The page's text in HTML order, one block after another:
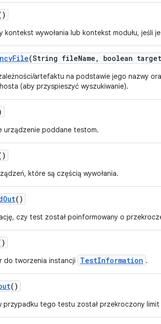
kontekst wywołania lub kontekst modułu, jeśli
File(String fileName , boolean target
artefaktu na podstawie jego nazwy
(aby przyspieszyć wyszukiwanie).
urządzenie poddane testom.
które są częścią wywołania.
Out()
czy test został poinformowany o
do tworzenia instancji TestInformation .
()
przypadku tego testu został przekroczony